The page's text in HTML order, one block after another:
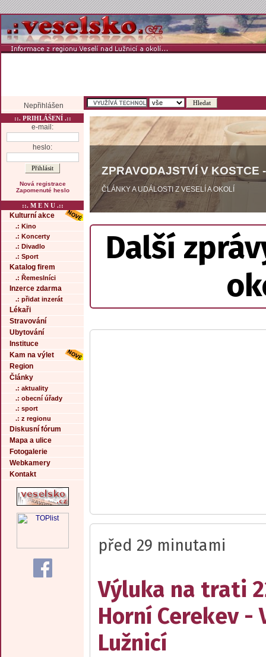
Nepřihlášen
::. PRIHLÁŠENÍ .::
e-mail:
heslo:
Nová registrace
Zapomenuté heslo
::. M E N U .::
Kulturní akce
.: Kino
.: Koncerty
.: Divadlo
.: Sport
Katalog firem
.: Řemeslníci
Inzerce zdarma
.: přidat inzerát
Lékaři
Stravování
Ubytování
Instituce
Kam na výlet
Region
Články
.: aktuality
.: obecní úřady
.: sport
.: z regionu
Diskusní fórum
Mapa a ulice
Fotogalerie
Webkamery
Kontakt
ZPRAVODAJSTVÍ V KOSTCE
ČLÁNKY A UDÁLOSTI Z VESELÍ A OKOLÍ
Další
před 29 minutami
Výluka na trati
Horní Cerekev -
Lužnicí